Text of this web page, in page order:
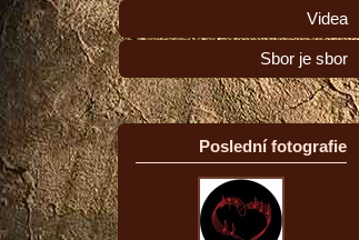
Videa
Sbor je sbor
Poslední fotografie